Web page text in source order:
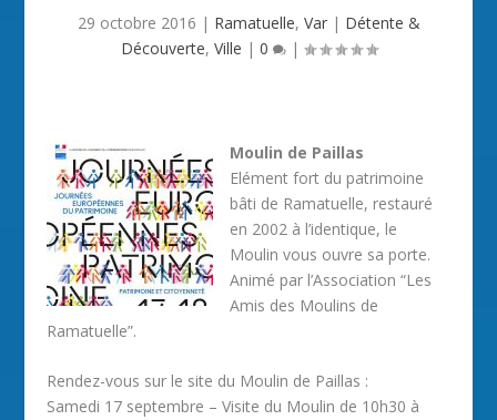
29 octobre 2016 | Ramatuelle, Var| Détente &
Découverte, Ville | 0 |
Moulin de Paillas
Elément fort du patrimoine
bâti de Ramatuelle, restauré
en 2002 à l’identique, le
Moulin vous ouvre sa porte.
Animé par l’Association “Les
Amis des Moulins de
Ramatuelle”.
Rendez-vous sur le site du Moulin de Paillas :
Samedi 17 septembre – Visite du Moulin de 10h30 à